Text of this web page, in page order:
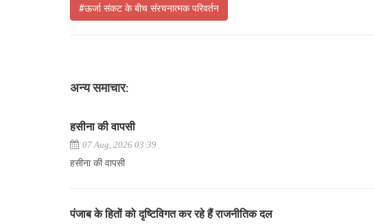
#ऊर्जा संकट के बीच संरचनात्मक परिवर्तन
अन्य समाचार:
हसीना की वापसी
07 Aug, 2026 03:39
हसीना की वापसी
पंजाब के हितों को दृष्टिविगत कर रहे हैं राजनीतिक दल